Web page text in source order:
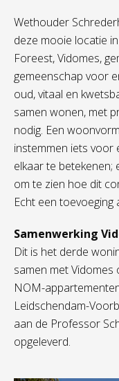
Wethouder
deze mooie locatie
Foreest, Vidomes,
gemeenschap voor
oud, vitaal en
samen wonen, met
nodig. Een
instemmen iets voor
elkaar te betekenen;
om te zien hoe dit
Echt een toevoeging
Samenwerking
Dit is het derde
samen met Vidomes
NOM-
Leidschendam-
aan de Professor
opgeleverd.